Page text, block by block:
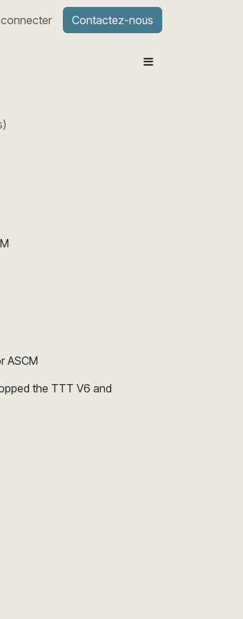
Contactez-nous
)
ASCM
the TTT V6 and